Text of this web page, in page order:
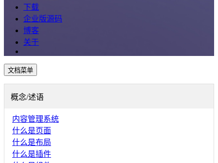
下载
企业版源码
博客
关于
文档菜单
概念/述语
内容管理系统
什么是页面
什么是布局
什么是插件